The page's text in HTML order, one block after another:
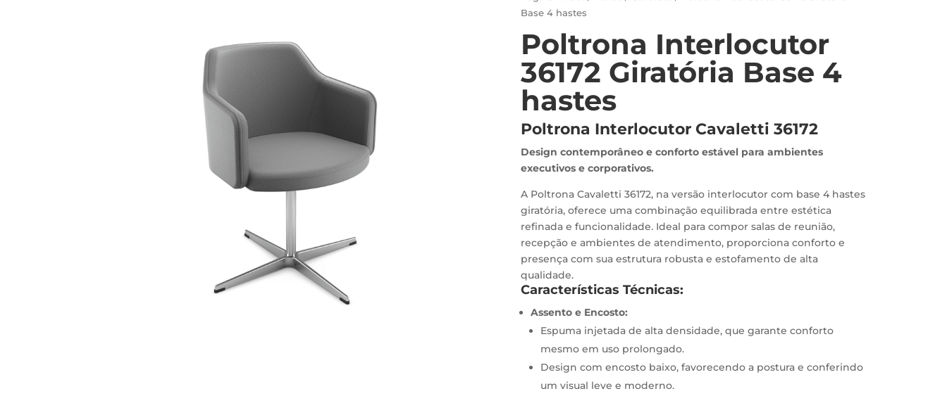
Base 4 hastes
Poltrona Interlocutor
36172 Giratória Base 4
hastes
Poltrona Interlocutor Cavaletti 36172
Design contemporâneo e conforto estável para ambientes
executivos e corporativos.
A Poltrona Cavaletti 36172, na versão interlocutor com base 4 hastes
giratória, oferece uma combinação equilibrada entre estética
refinada e funcionalidade. Ideal para compor salas de reunião,
recepção e ambientes de atendimento, proporciona conforto e
presença com sua estrutura robusta e estofamento de alta
qualidade.
Características Técnicas:
Assento e Encosto:
Espuma injetada de alta densidade, que garante conforto
mesmo em uso prolongado.
Design com encosto baixo, favorecendo a postura e conferindo
um visual leve e moderno.